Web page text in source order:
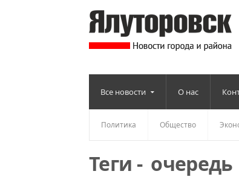
Все новости О нас
Политика Общество
Теги -очередь